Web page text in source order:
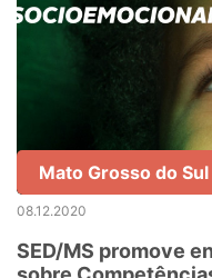
Mato Grosso do Sul
08.12.2020
SED/MS promove